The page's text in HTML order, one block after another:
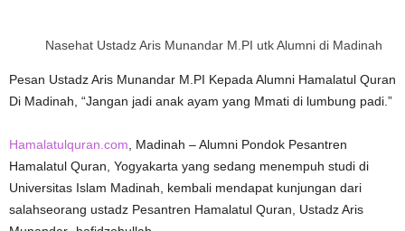
Nasehat Ustadz Aris Munandar M.PI utk Alumni di Madinah
Pesan Ustadz Aris Munandar M.PI Kepada Alumni Hamalatul Quran
Di Madinah, “Jangan jadi anak ayam yang Mmati di lumbung padi.”
Hamalatulquran.com , Madinah – Alumni Pondok Pesantren
Hamalatul Quran, Yogyakarta yang sedang menempuh studi di
Universitas Islam Madinah, kembali mendapat kunjungan dari
salahseorang ustadz Pesantren Hamalatul Quran, Ustadz Aris